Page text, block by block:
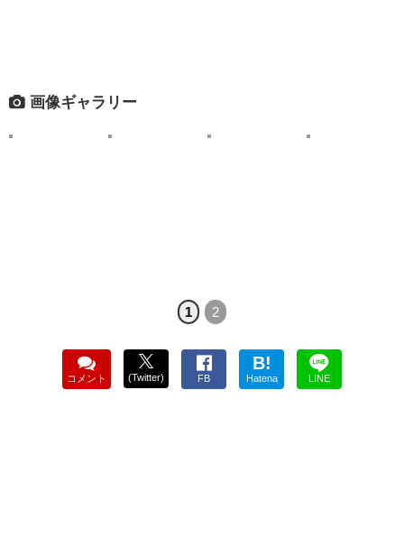
画像ギャラリー
1 2
コメント (Twitter) FB
B!
Hatena LINE